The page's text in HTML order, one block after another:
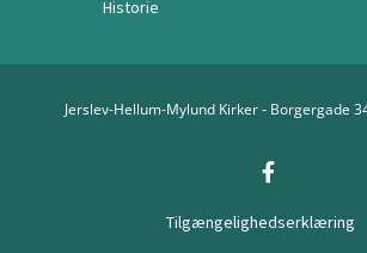
Historie
Jerslev-Hellum-Mylund Kirker - Borgergade
Tilgængelighedserklæring